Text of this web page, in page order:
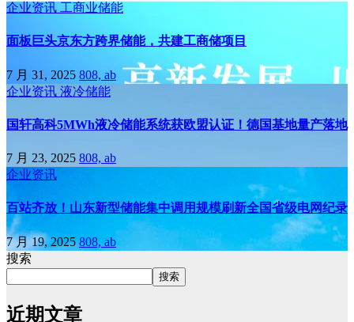
企业资讯 工商业储能
面板巨头京东方跨界储能，共建工商储项目
7 月 31, 2025 808, ab
企业资讯 液冷储能
国轩高科5MWh液冷储能系统获欧盟认证！德国基地量产落地
7 月 23, 2025 808, ab
企业资讯
百站齐放！山东新型储能集中调用规模刷新全国省级电网纪录
7 月 19, 2025808, ab
搜索
搜索
近期文章